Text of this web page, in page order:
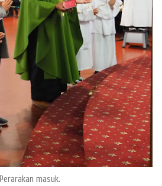
Perarakan masuk.